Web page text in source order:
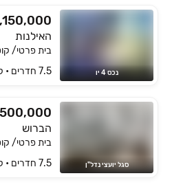
נכס 4 יו
האילנות
בית פרטי/
7.5 חדרים • קומה ‎קרקע‏ • 400 מ״ר
סגל יועצי נדל"ן
הברוש
בית פרטי/
7.5 חדרים • קומה ‎קרקע‏ • 250 מ״ר